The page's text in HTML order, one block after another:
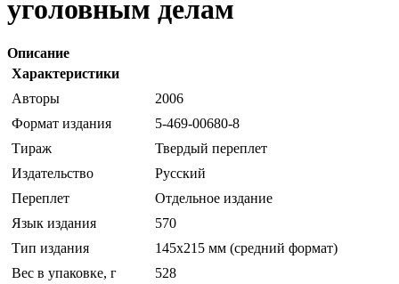
уголовным делам
Описание
Характеристики
Авторы
2006
Формат издания
5-469-00680-8
Тираж
Твердый переплет
Издательство
Русский
Переплет
Отдельное издание
Язык издания
570
Тип издания
145х215 мм (средний формат)
Вес в упаковке, г
528